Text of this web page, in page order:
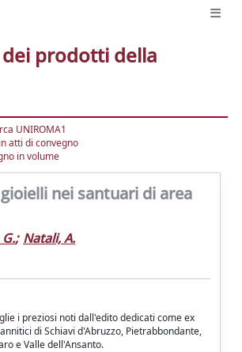
prodotti della
UNIROMA1
atti di convegno
in volume
nei santuari di area
; Natali, A.
i preziosi noti dall'edito dedicati come ex
di Schiavi d'Abruzzo, Pietrabbondante,
e Valle dell'Ansanto.